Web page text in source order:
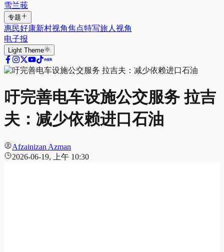
雪兰莪
专题
惠民好康新村视角焦点特写旅人视角
电子报
Light Theme
吁完善电车设施公交服务 拉吉
夫：减少依赖进口石油
Afzainizan Azman
2026-06-19, 上午 10:30